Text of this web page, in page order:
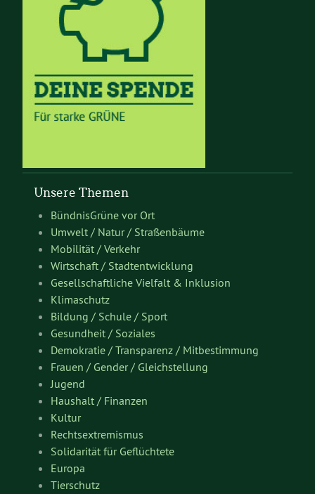
Unsere Themen
BündnisGrüne vor Ort
Umwelt / Natur / Straßenbäume
Mobilität / Verkehr
Wirtschaft / Stadtentwicklung
Gesellschaftliche Vielfalt & Inklusion
Klimaschutz
Bildung / Schule / Sport
Gesundheit / Soziales
Demokratie / Transparenz / Mitbestimmung
Frauen / Gender / Gleichstellung
Jugend
Haushalt / Finanzen
Kultur
Rechtsextremismus
Solidarität für Geflüchtete
Europa
Tierschutz